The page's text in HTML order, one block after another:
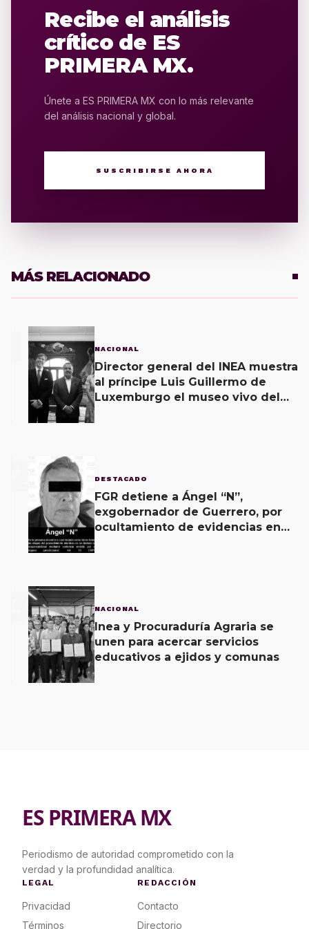
Recibe el análisis
crítico de ES
PRIMERA MX.
Únete a ES PRIMERA MX con lo más relevante
del análisis nacional y global.
SUSCRIBIRSE AHORA
MÁS RELACIONADO
NACIONAL
Director general del INEA muestra
al príncipe Luis Guillermo de
Luxemburgo el museo vivo del
DESTACADO
FGR detiene a Ángel “N”,
exgobernador de Guerrero, por
ocultamiento de evidencias en
3 NACIONAL
Inea y Procuraduría Agraria se
unen para acercar servicios
educativos a ejidos y comunas
ES PRIMERA MX
Periodismo de autoridad comprometido con la
verdad y la profundidad analítica.
LEGAL
Privacidad
Términos
REDACCIÓN
Contacto
Directorio